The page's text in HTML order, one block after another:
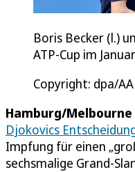
Boris Becker (l.)
ATP-Cup im
Copyright: dpa/
Hamburg/Melbourne
Djokovics
Impfung für einen
sechsmalige Grand-